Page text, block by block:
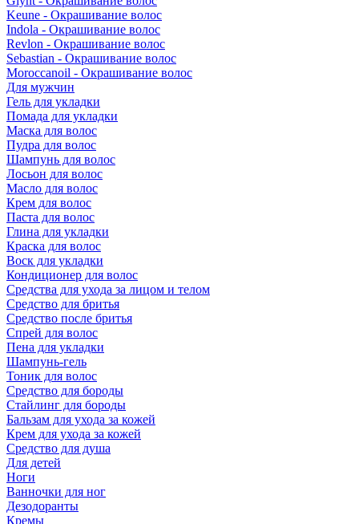
Keune - Окрашивание волос
Indola - Окрашивание волос
Revlon - Окрашивание волос
Sebastian - Окрашивание волос
Moroccanoil - Окрашивание волос
Для мужчин
Гель для укладки
Помада для укладки
Маска для волос
Пудра для волос
Шампунь для волос
Лосьон для волос
Масло для волос
Крем для волос
Паста для волос
Глина для укладки
Краска для волос
Воск для укладки
Кондиционер для волос
Средства для ухода за лицом и телом
Средство для бритья
Средство после бритья
Спрей для волос
Пена для укладки
Шампунь-гель
Тоник для волос
Средство для бороды
Стайлинг для бороды
Бальзам для ухода за кожей
Крем для ухода за кожей
Средство для душа
Для детей
Ноги
Ванночки для ног
Дезодоранты
Кремы